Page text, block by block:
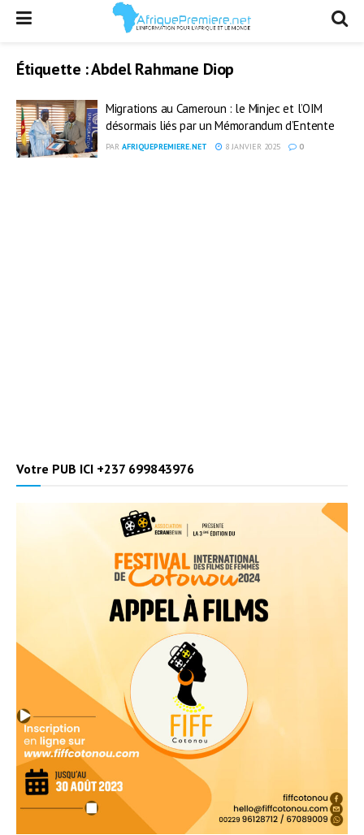
Étiquette :Abdel Rahmane Diop
Migrations au Cameroun : le Minjec et l’OIM
désormais liés par un Mémorandum d’Entente
PAR AFRIQUEPREMIERE.NET 8 JANVIER 2025 0
Votre PUB ICI +237 699843976